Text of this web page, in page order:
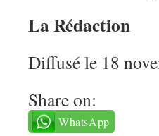
La Rédaction
Diffusé le 18
Share on:
WhatsApp